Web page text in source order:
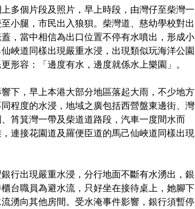
多個片段及照片，早上時段，由灣仔至柴灣一
小腿，市民出入狼狽。柴灣道、慈幼學校對出
，當中相信為出口位置不停有水噴出，形成小
峽道同樣出現嚴重水浸，出現類似玩海洋公園
形容：「邊度有水，邊度就係水上樂園」。
下，早上本港大部分地區落起大雨，不少地方
程度的水浸，地域之廣包括西營盤東邊街、灣
筲箕灣一帶及柴道道路段，汽車一度間水而
連接花園道及羅便臣道的馬己仙峽道同樣出現
行出現嚴重水浸，分行地面不斷有水湧出，銀
台職員為避水流，只好坐在接待桌上，她腳下
湧向其他房間。受水淹事件影響，銀行須暫停